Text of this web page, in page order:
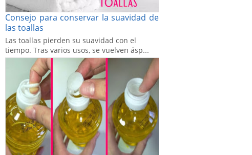
Consejo para conservar la suavidad de
las toallas
Las toallas pierden su suavidad con el
tiempo. Tras varios usos, se vuelven ásp...